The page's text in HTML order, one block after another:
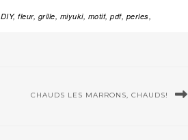
DIY,fleur, grille, miyuki, motif,pdf, perles,
CHAUDS LES MARRONS, CHAUDS!